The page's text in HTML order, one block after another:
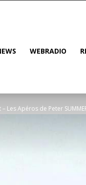
WEBRADIO
– Les Apéros de Peter